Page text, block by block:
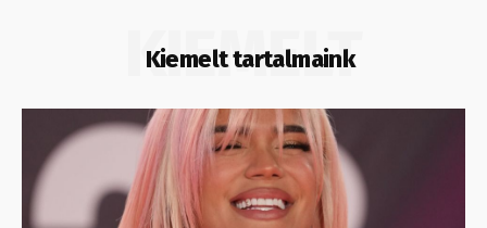
Kiemelt tartalmaink
KIEMELT